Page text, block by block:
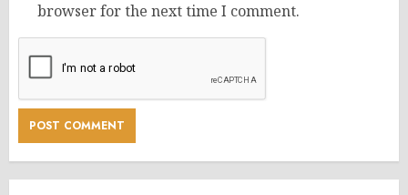
browser for the next time I comment.